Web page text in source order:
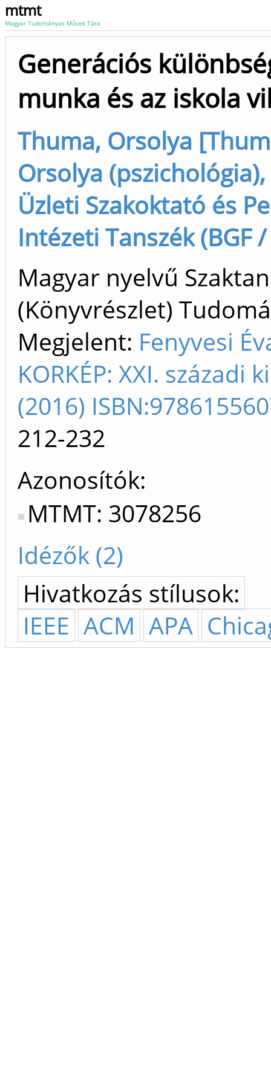
mtmt
Magyar Tudományos Művek Tára
Generációs
munka és az iskola
Thuma, Orsolya
Orsolya
Üzleti Szakoktató és
Intézeti Tanszék (BGF /
Magyar nyelvű
(Könyvrészlet)
Megjelent: Fenyvesi
KORKÉP: XXI. századi
(2016)
212-232
Azonosítók
MTMT: 3078256
Idézők (2)
Hivatkozás stílusok:
IEEE ACM APA